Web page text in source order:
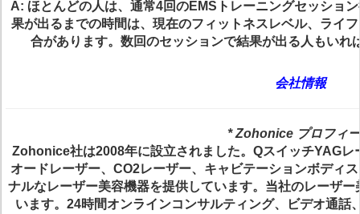
A: ほとんどの人は、通常4回のEMSトレーニングセッショ
果が出るまでの時間は、現在のフィットネスレベル、ライ
合があります。数回のセッションで結果が出る人もいれ
会社情報
* Zohonice プロフィ
Zohonice社は2008年に設立されました。QスイッチYAG
オードレーザー、CO2レーザー、キャビテーションボディ
ナルなレーザー美容機器を提供しています。当社のレーザ
います。24時間オンラインコンサルティング、ビデオ通話